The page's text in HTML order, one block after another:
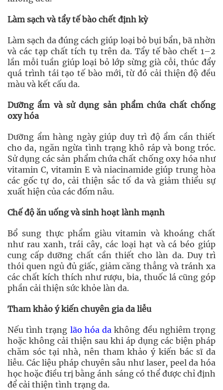
Làm sạch và tẩy tế bào chết định kỳ
Làm sạch da đúng cách giúp loại bỏ bụi bẩn, bã nhờn
và các tạp chất tích tụ trên da. Tẩy tế bào chết 1–2
lần mỗi tuần giúp loại bỏ lớp sừng già cỗi, thúc đẩy
quá trình tái tạo tế bào mới, từ đó cải thiện độ đều
màu và kết cấu da.
Dưỡng ẩm và sử dụng sản phẩm chứa chất chống
oxy hóa
Dưỡng ẩm hàng ngày giúp duy trì độ ẩm cần thiết
cho da, ngăn ngừa tình trạng khô ráp và bong tróc.
Sử dụng các sản phẩm chứa chất chống oxy hóa như
vitamin C, vitamin E và niacinamide giúp trung hòa
các gốc tự do, cải thiện sắc tố da và giảm thiểu sự
xuất hiện của các đốm nâu.
Chế độ ăn uống và sinh hoạt lành mạnh
Bổ sung thực phẩm giàu vitamin và khoáng chất
như rau xanh, trái cây, các loại hạt và cá béo giúp
cung cấp dưỡng chất cần thiết cho làn da. Duy trì
thói quen ngủ đủ giấc, giảm căng thẳng và tránh xa
các chất kích thích như rượu, bia, thuốc lá cũng góp
phần cải thiện sức khỏe làn da.
Tham khảo ý kiến chuyên gia da liễu
Nếu tình trạng lão hóa da không đều nghiêm trọng
hoặc không cải thiện sau khi áp dụng các biện pháp
chăm sóc tại nhà, nên tham khảo ý kiến bác sĩ da
liễu. Các liệu pháp chuyên sâu như laser, peel da hóa
học hoặc điều trị bằng ánh sáng có thể được chỉ định
để cải thiện tình trạng da.